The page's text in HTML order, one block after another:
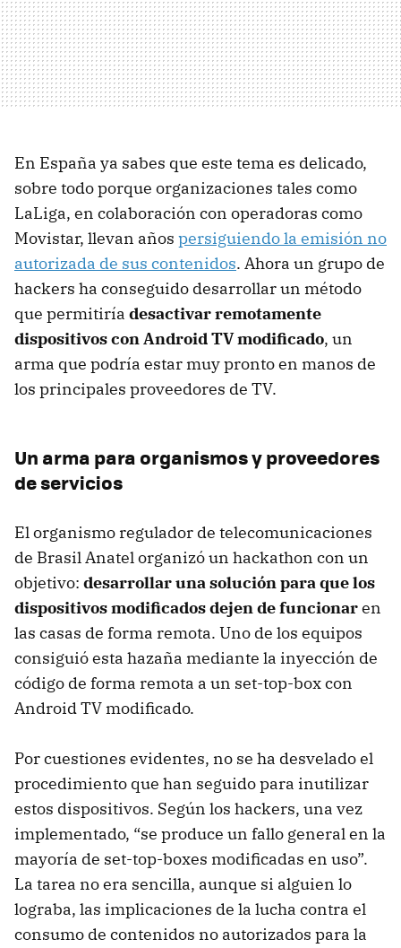
En España ya sabes que este tema es delicado,
sobre todo porque organizaciones tales como
LaLiga, en colaboración con operadoras como
Movistar, llevan años persiguiendo la emisión no
autorizada de sus contenidos. Ahora un grupo de
hackers ha conseguido desarrollar un método
que permitiría desactivar remotamente
dispositivos con Android TV modificado, un
arma que podría estar muy pronto en manos de
los principales proveedores de TV.
Un arma para organismos y proveedores
de servicios
El organismo regulador de telecomunicaciones
de Brasil Anatel organizó un hackathon con un
objetivo: desarrollar una solución para que los
dispositivos modificados dejen de funcionaren
las casas de forma remota. Uno de los equipos
consiguió esta hazaña mediante la inyección de
código de forma remota a un set-top-box con
Android TV modificado.
Por cuestiones evidentes, no se ha desvelado el
procedimiento que han seguido para inutilizar
estos dispositivos. Según los hackers, una vez
implementado, “se produce un fallo general en la
mayoría de set-top-boxes modificadas en uso”.
La tarea no era sencilla, aunque si alguien lo
lograba, las implicaciones de la lucha contra el
consumo de contenidos no autorizados para la